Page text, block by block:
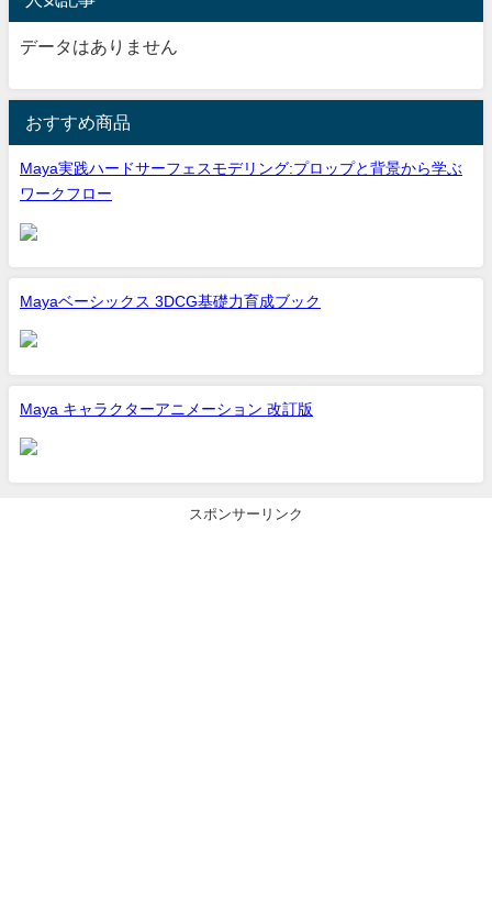
データはありません
おすすめ商品
Maya実践ハードサーフェスモデリング:プロップと背景から学ぶ
ワークフロー
Mayaベーシックス 3DCG基礎力育成ブック
Maya キャラクターアニメーション 改訂版
スポンサーリンク